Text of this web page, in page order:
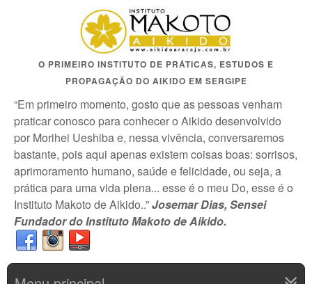
O PRIMEIRO INSTITUTO DE PRÁTICAS, ESTUDOS E
PROPAGAÇÃO DO AIKIDO EM SERGIPE
“Em primeiro momento, gosto que as pessoas venham
praticar conosco para conhecer o Aikido desenvolvido
por Morihei Ueshiba e, nessa vivência, conversaremos
bastante, pois aqui apenas existem coisas boas: sorrisos,
aprimoramento humano, saúde e felicidade, ou seja, a
prática para uma vida plena... esse é o meu Do, esse é o
Instituto Makoto de Aikido..”Josemar Dias, Sensei
Fundador do Instituto Makoto de Aikido.